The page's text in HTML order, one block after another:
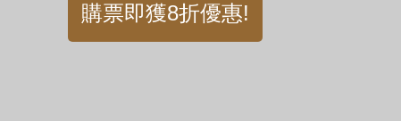
購票即獲8折優惠!